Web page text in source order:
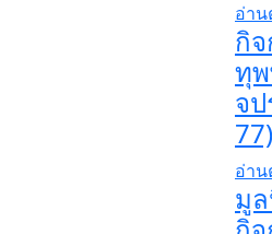
อ่าน
กิ
ทุ
จป
อ่าน
มู